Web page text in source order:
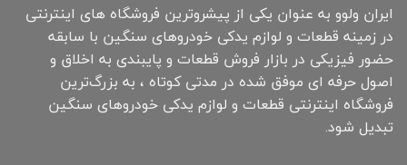
ایران ولوو به عنوان یکی از پیشروترین فروشگاه های اینترنتی
در زمینه قطعات و لوازم یدکی خودروهای سنگین با سابقه
حضور فیزیکی در بازار فروش قطعات و پایبندی به اخلاق و
اصول حرفه ای موفق شده در مدتی کوتاه ، به بزرگ‌ترین
فروشگاه اینترنتی قطعات و لوازم یدکی خودروهای سنگین
تبدیل شود.